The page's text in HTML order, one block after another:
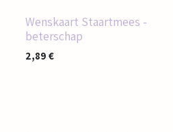
Wenskaart Staartmees -
beterschap
2,89 €